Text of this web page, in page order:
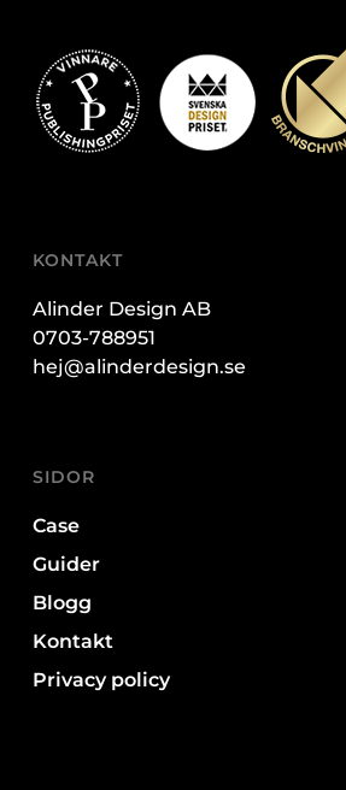
KONTAKT
Alinder Design AB
0703-788951
hej@alinderdesign.se
SIDOR
Case
Guider
Blogg
Kontakt
Privacy policy